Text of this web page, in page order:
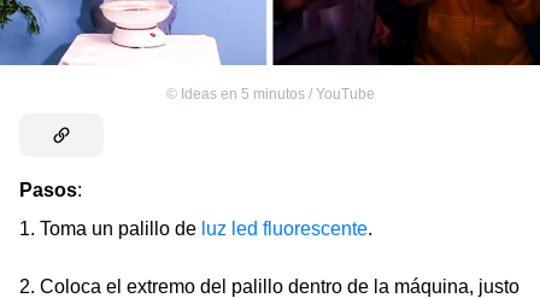
© Ideas en 5 minutos / YouTube
Pasos:
1. Toma un palillo de luz led fluorescente.
2. Coloca el extremo del palillo dentro de la máquina, justo